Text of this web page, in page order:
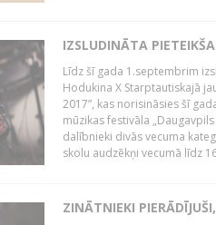
IZSLUDINĀTA
Līdz šī gada 1.septembrim
Hodukina X Starptautiskajā
2017”, kas norisināsies šī
mūzikas festivāla
dalībnieki divās vecuma
skolu audzēkņi vecumā līdz
ZINĀTNIEKI